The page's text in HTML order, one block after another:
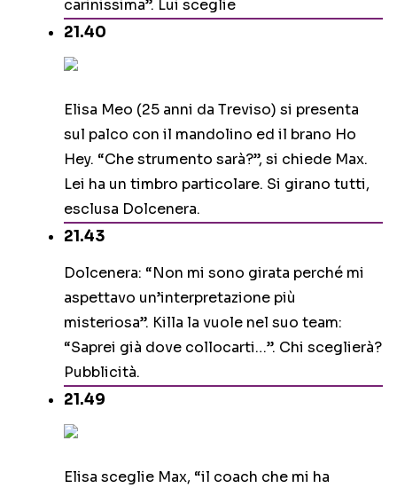
carinissima”. Lui sceglie
21.40
Elisa Meo (25 anni da Treviso) si presenta
sul palco con il mandolino ed il brano Ho
Hey. “Che strumento sarà?”, si chiede Max.
Lei ha un timbro particolare. Si girano tutti,
esclusa Dolcenera.
21.43
Dolcenera: “Non mi sono girata perché mi
aspettavo un’interpretazione più
misteriosa”. Killa la vuole nel suo team:
“Saprei già dove collocarti…”. Chi sceglierà?
Pubblicità.
21.49
Elisa sceglie Max, “il coach che mi ha